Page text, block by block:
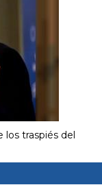
traspiés del